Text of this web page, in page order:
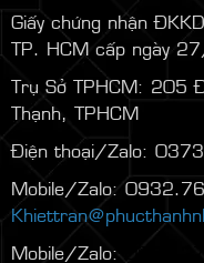
Đăng
kiện
CÔNG TY TNHH